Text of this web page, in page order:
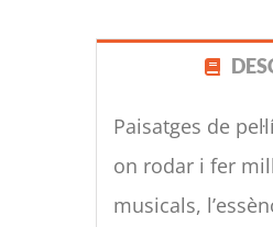
Paisatges de
on rodar i fer
musicals,